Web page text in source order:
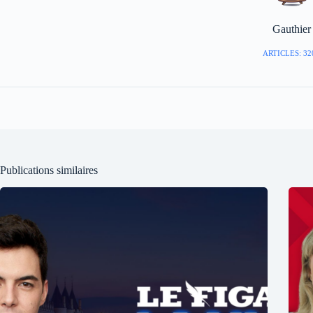
Gauthier
ARTICLES:
Publications similaires